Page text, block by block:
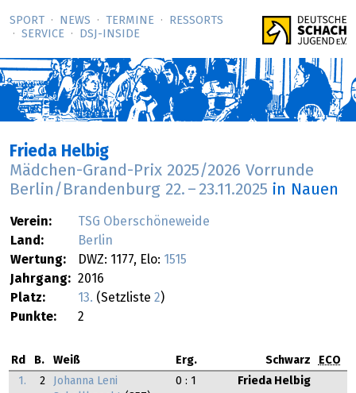
SPORT NEWS TERMINE
RESSORTS
SERVICE
DSJ-­INSIDE
Frieda Helbig
Mädchen-Grand-Prix 2025/2026 Vorrunde
Berlin/Brandenburg 22. – 23.11.2025 in Nauen
Verein:
TSG Oberschöneweide
Land:
Berlin
Wertung:
DWZ: 1177, Elo: 1515
Jahrgang: 2016
Platz:
13. (Setzliste 2)
Punkte:
2
Rd B. Weiß Erg. Schwarz
ECO
1.
2
Johanna Leni
0 : 1 Frieda Helbig